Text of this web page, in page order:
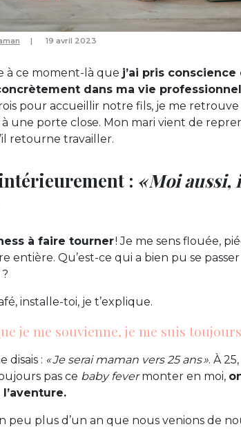
19 avril 2023
à ce moment-là que j’ai pris
dans ma vie
pour accueillir notre fils, je me
à une porte close. Mon mari vient de
retourne travailler.
: « Moi
à faire tourner! Je me sens flouée,
entière. Qu’est-ce qui a bien pu se
installe-toi, je t’explique.
je me souvienne, je me suis
disais : « Je serai maman vers 25 ans ». À
pas ce baby fevermonter en moi,
peu plus d’un an que nous venions de